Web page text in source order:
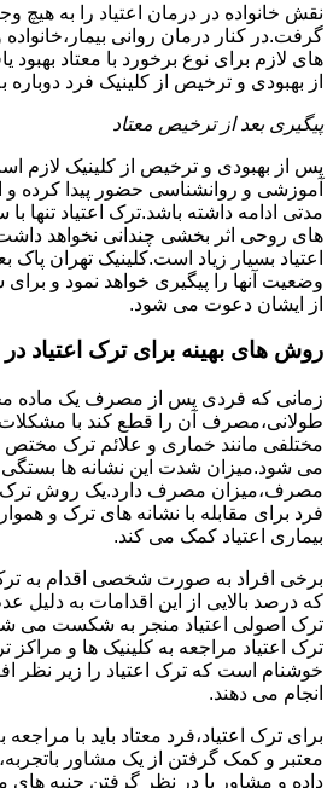
نقش خانواده در درمان اعتیاد را به هیچ
گرفت.در کنار درمان روانی بیمار،خانواده
های لازم برای نوع برخورد با معتاد بهبود
از بهبودی و ترخیص از کلینیک فرد دوباره
پیگیری بعد از ترخیص معتاد
پس از بهبودی و ترخیص از کلینیک لازم
آموزشی و روانشناسی حضور پیدا کرده و
مدتی ادامه داشته باشد.ترک اعتیاد تنها
های روحی اثر بخشی چندانی نخواهد
اعتیاد بسیار زیاد است.کلینیک تهران پاک
وضعیت آنها را پیگیری خواهد نمود و
از ایشان دعوت می شود.
روش های بهینه برای ترک اعتیاد
زمانی که فردی پس از مصرف یک ماده
طولانی،مصرف آن را قطع کند با
مختلفی مانند خماری و علائم ترک مختص
می شود.میزان شدت این نشانه ها بستگی
مصرف،میزان مصرف دارد.یک روش ترک
فرد برای مقابله با نشانه های ترک و
بیماری اعتیاد کمک می کند.
برخی افراد به صورت شخصی اقدام به
که درصد بالایی از این اقدامات به دلیل
ترک اصولی اعتیاد منجر به شکست می
ترک اعتیاد مراجعه به کلینیک ها و مراکز
خوشنام است که ترک اعتیاد را زیر نظر
انجام می دهند.
برای ترک اعتیاد،فرد معتاد باید با
معتبر و کمک گرفتن از یک مشاور
داده و مشاور با در نظر گرفتن جنبه های